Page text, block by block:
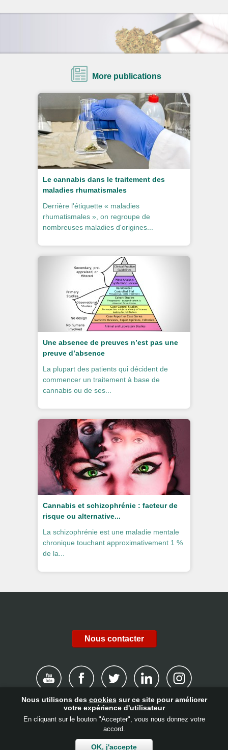
More publications
Le cannabis dans le traitement des
maladies rhumatismales
Derrière l'étiquette « maladies
rhumatismales », on regroupe de
nombreuses maladies d'origines...
Une absence de preuves n’est pas une
preuve d’absence
La plupart des patients qui décident de
commencer un traitement à base de
cannabis ou de ses...
Cannabis et schizophrénie : facteur de
risque ou alternative...
La schizophrénie est une maladie mentale
chronique touchant approximativement 1 %
de la...
Nous contacter
Contact|Nous soutenir !
Nous utilisons des cookiessur ce site pour améliorer
votre expérience d'utilisateur
En cliquant sur le bouton "Accepter", vous nous donnez votre
accord.
OK, j'accepte